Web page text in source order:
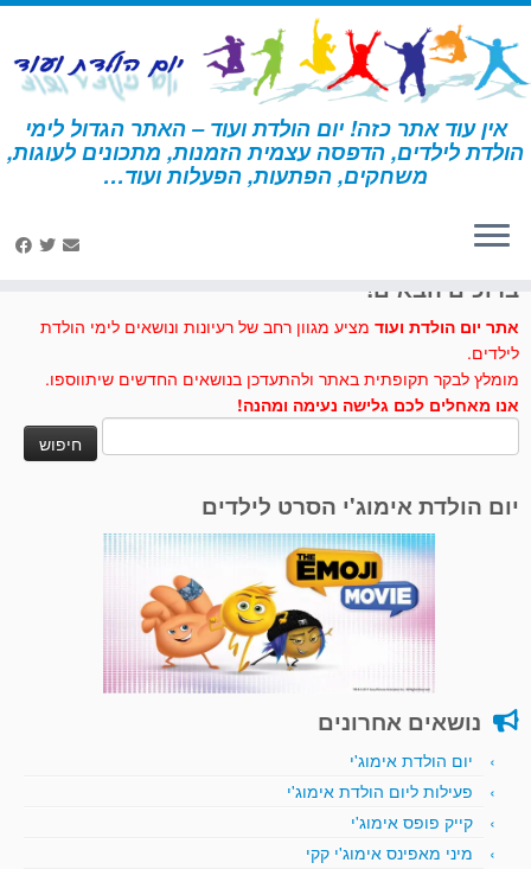
דלג
לתוכן
אין עוד אתר כזה! יום הולדת ועוד – האתר הגדול לימי
הולדת לילדים, הדפסה עצמית הזמנות, מתכונים לעוגות,
משחקים, הפתעות, הפעלות ועוד… דף הבית »
hb2u
ברוכים הבאים!
אתר יום הולדת ועוד מציע מגוון רחב של רעיונות ונושאים לימי הולדת
לילדים.
מומלץ לבקר תקופתית באתר ולהתעדכן בנושאים החדשים שיתווספו.
אנו מאחלים לכם גלישה נעימה ומהנה!
יום הולדת אימוג'י הסרט לילדים
נושאים אחרונים
יום הולדת אימוג'י
פעילות ליום הולדת אימוג'י
קייק פופס אימוג'י
מיני מאפינס אימוג'י קקי